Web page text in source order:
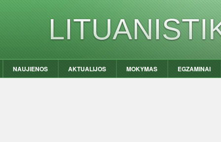
NAUJIENOS AKTUALIJOS MOKYMAS EGZAMINAI